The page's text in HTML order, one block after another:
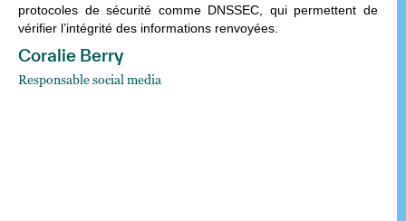
protocoles de sécurité comme DNSSEC, qui permettent de
vérifier l’intégrité des informations renvoyées.
Coralie Berry
Responsable social media